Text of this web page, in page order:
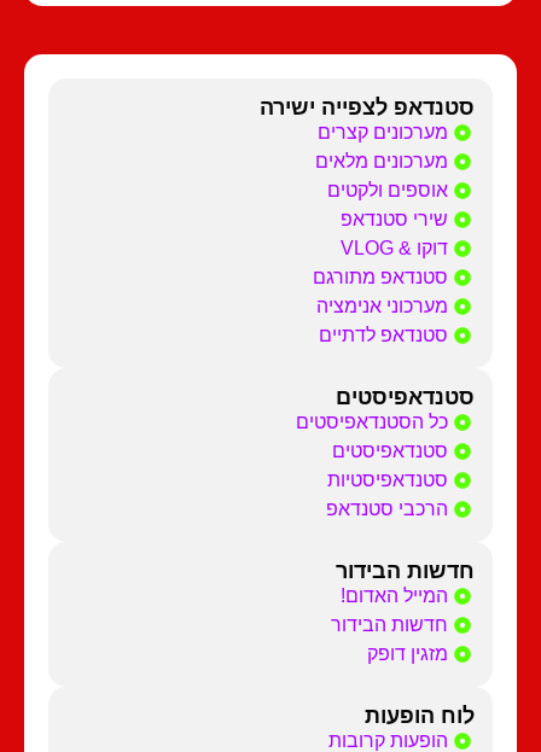
סטנדאפ לצפייה ישירה
מערכונים קצרים
מערכונים מלאים
אוספים ולקטים
שירי סטנדאפ
דוקו & VLOG
סטנדאפ מתורגם
מערכוני אנימציה
סטנדאפ לדתיים
סטנדאפיסטים
כל הסטנדאפיסטים
סטנדאפיסטים
סטנדאפיסטיות
הרכבי סטנדאפ
חדשות הבידור
המייל האדום!
חדשות הבידור
מזגין דופק
לוח הופעות
הופעות קרובות